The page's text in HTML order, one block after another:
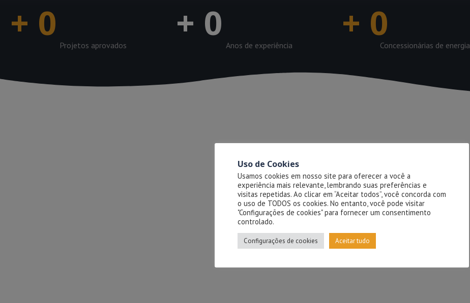
+ 0
Projetos aprovados
+ 0
Anos de experiência
+ 0
Concessionárias de energia
Uso de Cookies
Usamos cookies em nosso site para oferecer a você a
experiência mais relevante, lembrando suas preferências e
visitas repetidas. Ao clicar em “Aceitar todos”, você concorda com
o uso de TODOS os cookies. No entanto, você pode visitar
"Configurações de cookies" para fornecer um consentimento
controlado.
Configurações de cookies Aceitar tudo